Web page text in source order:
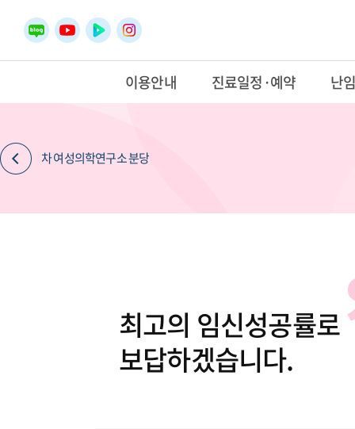
이용안내 진료일정·예약 난
차 여성의학연구소 분당
최고의 임신성공률로
보답하겠습니다.